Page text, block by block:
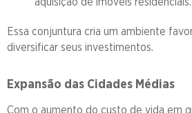
Essa conjuntura cria um ambiente
diversificar seus investimentos.
Expansão das Cidades Médias
Com o aumento do custo de vida em